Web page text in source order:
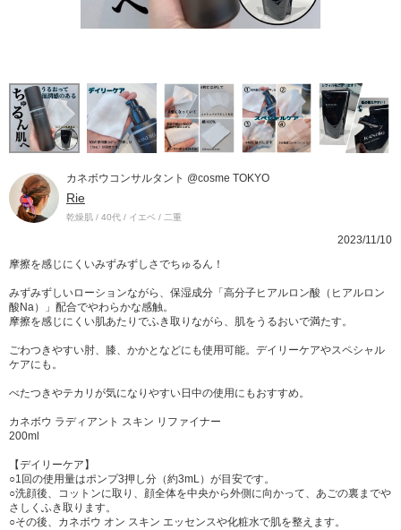
カネボウコンサルタント @cosme TOKYO
Rie
乾燥肌 / 40代 / イエベ / 二重
2023/11/10
摩擦を感じにくいみずみずしさでちゅるん！
みずみずしいローションながら、保湿成分「高分子ヒアルロン酸（ヒアルロン
酸Na）」配合でやわらかな感触。
摩擦を感じにくい肌あたりでふき取りながら、肌をうるおいで満たす。
ごわつきやすい肘、膝、かかとなどにも使用可能。デイリーケアやスペシャル
ケアにも。
べたつきやテカリが気になりやすい日中の使用にもおすすめ。
カネボウ ラディアント スキン リファイナー
200ml
【デイリーケア】
○1回の使用量はポンプ3押し分（約3mL）が目安です。
○洗顔後、コットンに取り、顔全体を中央から外側に向かって、あごの裏までや
さしくふき取ります。
○その後、カネボウ オン スキン エッセンスや化粧水で肌を整えます。